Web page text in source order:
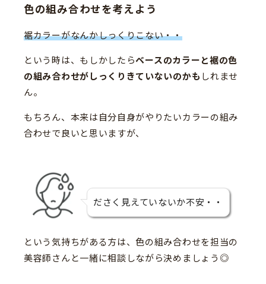
色の組み合わせを考えよう
裾カラーがなんかしっくりこない・・
という時は、もしかしたらベースのカラーと裾の色
の組み合わせがしっくりきていないのかも しれませ
ん。
もちろん、本来は自分自身がやりたいカラーの組み
合わせで良いと思いますが、
ださく見えていないか不安・・
という気持ちがある方は、色の組み合わせを担当の
美容師さんと一緒に相談しながら決めましょう◎